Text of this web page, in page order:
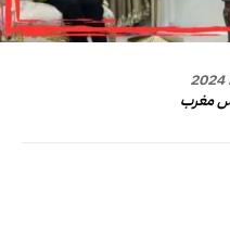
مغرب